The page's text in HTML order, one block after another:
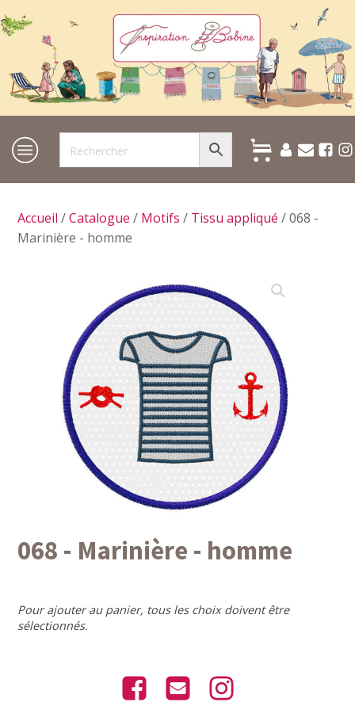
Accueil /Catalogue / Motifs / Tissu appliqué / 068 -
Marinière - homme
068 - Marinière - homme
Pour ajouter au panier, tous les choix doivent être
sélectionnés.